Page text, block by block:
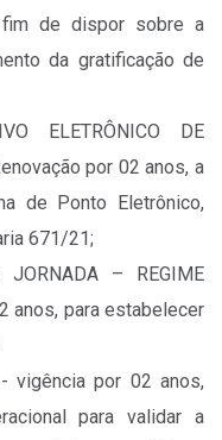
fim de dispor sobre a
da gratificação de
ELETRÔNICO DE
por 02 anos, a
de Ponto Eletrônico,
671/21;
JORNADA – REGIME
anos, para estabelecer
- vigência por 02 anos,
para validar a